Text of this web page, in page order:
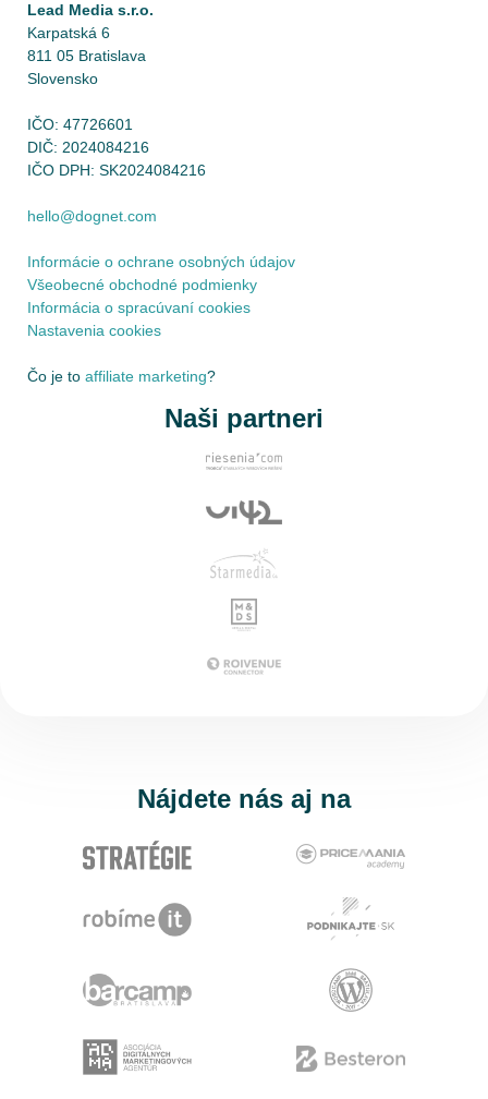
Lead Media s.r.o.
Karpatská 6
811 05 Bratislava
Slovensko
IČO: 47726601
DIČ: 2024084216
IČO DPH: SK2024084216
hello@dognet.com
Informácie o ochrane osobných údajov
Všeobecné obchodné podmienky
Informácia o spracúvaní cookies
Nastavenia cookies
Čo je to affiliate marketing?
Naši partneri
Nájdete nás aj na